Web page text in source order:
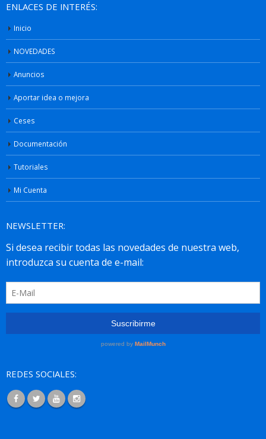
ENLACES DE INTERÉS:
Inicio
NOVEDADES
Anuncios
Aportar idea o mejora
Ceses
Documentación
Tutoriales
Mi Cuenta
NEWSLETTER:
REDES SOCIALES: